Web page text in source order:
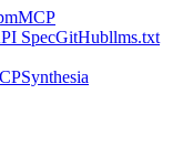
MCP
SpecGitHubllms.txt
Synthesia